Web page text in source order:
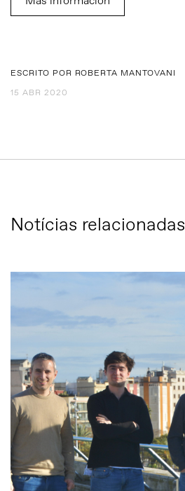
ESCRITO POR ROBERTA MANTOVANI
15 ABR 2020
Notícias relacionadas